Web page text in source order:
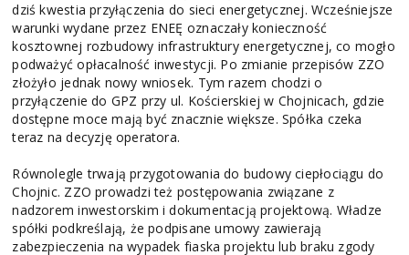
dziś kwestia przyłączenia do sieci energetycznej. Wcześniejsze
warunki wydane przez ENEĘ oznaczały konieczność
kosztownej rozbudowy infrastruktury energetycznej, co mogło
podważyć opłacalność inwestycji. Po zmianie przepisów ZZO
złożyło jednak nowy wniosek. Tym razem chodzi o
przyłączenie do GPZ przy ul. Kościerskiej w Chojnicach, gdzie
dostępne moce mają być znacznie większe. Spółka czeka
teraz na decyzję operatora.
Równolegle trwają przygotowania do budowy ciepłociągu do
Chojnic. ZZO prowadzi też postępowania związane z
nadzorem inwestorskim i dokumentacją projektową. Władze
spółki podkreślają, że podpisane umowy zawierają
zabezpieczenia na wypadek fiaska projektu lub braku zgody